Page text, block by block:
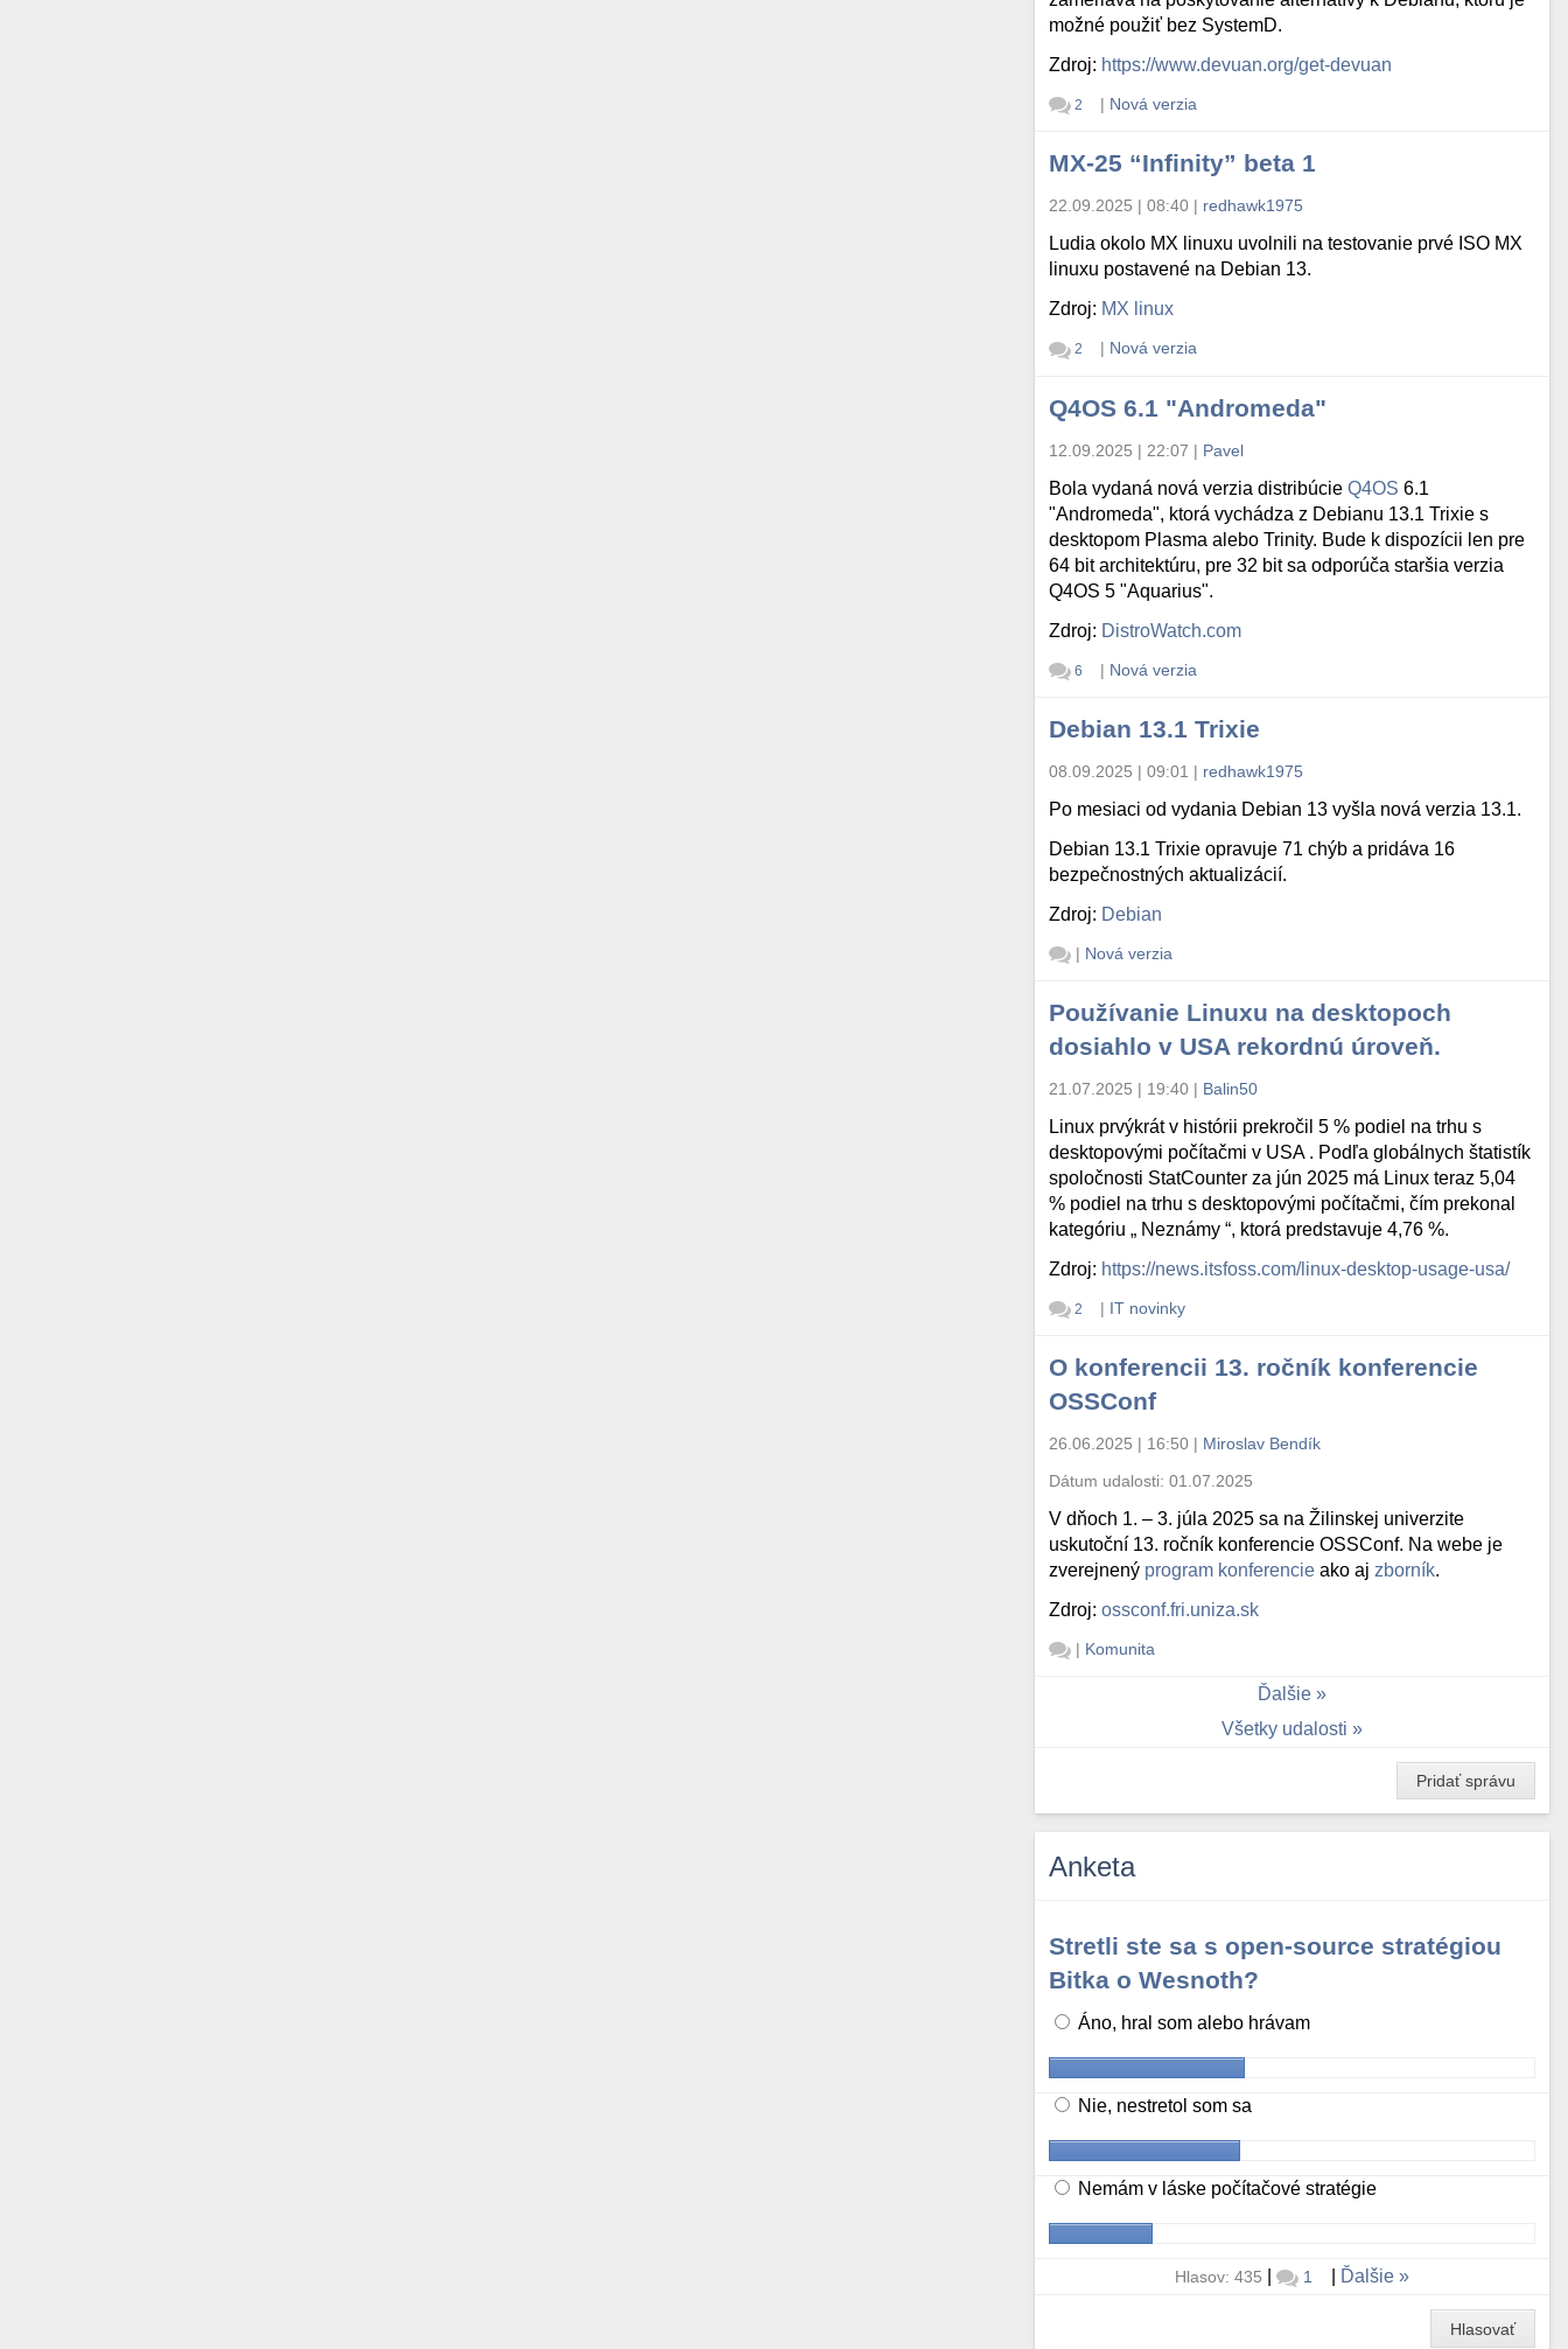
možné použiť bez SystemD.
Zdroj: https://www.devuan.org/get-devuan
2 | Nová verzia
MX-25 “Infinity” beta 1
22.09.2025 | 08:40 | redhawk1975
Ludia okolo MX linuxu uvolnili na testovanie prvé ISO MX
linuxu postavené na Debian 13.
Zdroj: MX linux
2 | Nová verzia
Q4OS 6.1 "Andromeda"
12.09.2025 | 22:07 | Pavel
Bola vydaná nová verzia distribúcieQ4OS 6.1
"Andromeda", ktorá vychádza z Debianu 13.1 Trixie s
desktopom Plasma alebo Trinity. Bude k dispozícii len pre
64 bit architektúru, pre 32 bit sa odporúča staršia verzia
Q4OS 5 "Aquarius".
Zdroj: DistroWatch.com
6 | Nová verzia
Debian 13.1 Trixie
08.09.2025 | 09:01 | redhawk1975
Po mesiaci od vydania Debian 13 vyšla nová verzia 13.1.
Debian 13.1 Trixie opravuje 71 chýb a pridáva 16
bezpečnostných aktualizácií.
Zdroj: Debian
| Nová verzia
Používanie Linuxu na desktopoch
dosiahlo v USA rekordnú úroveň.
21.07.2025 | 19:40 | Balin50
Linux prvýkrát v histórii prekročil 5 % podiel na trhu s
desktopovými počítačmi v USA . Podľa globálnych štatistík
spoločnosti StatCounter za jún 2025 má Linux teraz 5,04
% podiel na trhu s desktopovými počítačmi, čím prekonal
kategóriu „ Neznámy “, ktorá predstavuje 4,76 %.
Zdroj: https://news.itsfoss.com/linux-desktop-usage-usa/
2 | IT novinky
O konferencii 13. ročník konferencie
OSSConf
26.06.2025 | 16:50 | Miroslav Bendík
Dátum udalosti:01.07.2025
V dňoch 1. – 3. júla 2025 sa na Žilinskej univerzite
uskutoční 13. ročník konferencie OSSConf. Na webe je
zverejnený program konferencie ako aj zborník.
Zdroj:ossconf.fri.uniza.sk
| Komunita
Ďalšie
Všetky udalosti
Pridať správu
Anketa
Stretli ste sa s open-source stratégiou
Bitka o Wesnoth?
Áno, hral som alebo hrávam
Nie, nestretol som sa
Nemám v láske počítačové stratégie
Hlasov: 435 | 1 Ďalšie
Hlasovať